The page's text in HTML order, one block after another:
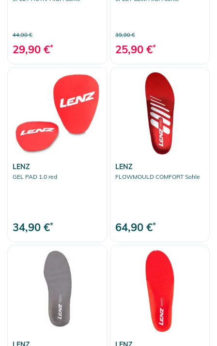
44,90 €
29,90 €*
39,90 €
25,90 €*
LENZ
GEL PAD 1.0 red
34,90 €*
LENZ
FLOWMOULD COMFORT Sohle
64,90 €*